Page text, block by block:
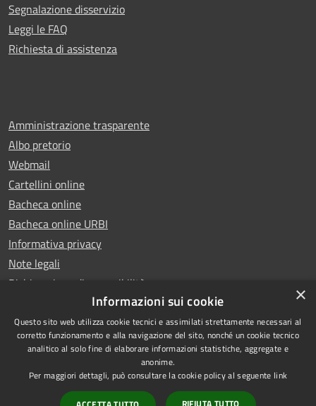
Segnalazione disservizio
Leggi le FAQ
Richiesta di assistenza
Amministrazione trasparente
Albo pretorio
Webmail
Cartellini online
Bacheca online
Bacheca online URBI
Informativa privacy
Note legali
Dichiarazione di accessibilità
RSS
Accessibilità
Copyright © 2025 Comune di
Ariano Irpino
Powered byMunicipium
×
Informazioni sui cookie
Questo sito web utilizza cookie tecnici e assimilati strettamente necessari al
corretto funzionamento e alla navigazione del sito, nonché un cookie tecnico
analitico al solo fine di elaborare informazioni statistiche, aggregate e
anonime.
Per maggiori dettagli, può consultare la cookie policy al seguente link